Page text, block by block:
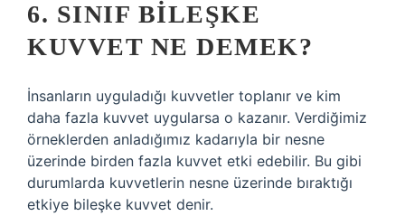
6. SINIF BILEŞKE
KUVVET NE DEMEK?
İnsanların uyguladığı kuvvetler toplanır ve kim
daha fazla kuvvet uygularsa o kazanır. Verdiğimiz
örneklerden anladığımız kadarıyla bir nesne
üzerinde birden fazla kuvvet etki edebilir. Bu gibi
durumlarda kuvvetlerin nesne üzerinde bıraktığı
etkiye bileşke kuvvet denir.